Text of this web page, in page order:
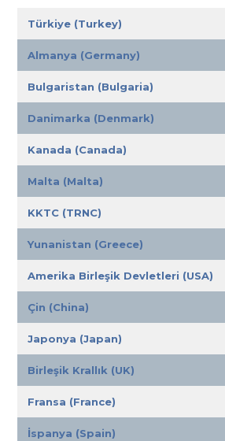
Türkiye (Turkey)
Almanya (Germany)
Bulgaristan (Bulgaria)
Danimarka (Denmark)
Kanada (Canada)
Malta (Malta)
KKTC (TRNC)
Yunanistan (Greece)
Amerika Birleşik Devletleri (USA)
Çin (China)
Japonya (Japan)
Birleşik Krallık (UK)
Fransa (France)
İspanya (Spain)